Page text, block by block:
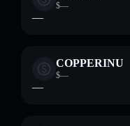
$—
—
COPPERINU
$—
—